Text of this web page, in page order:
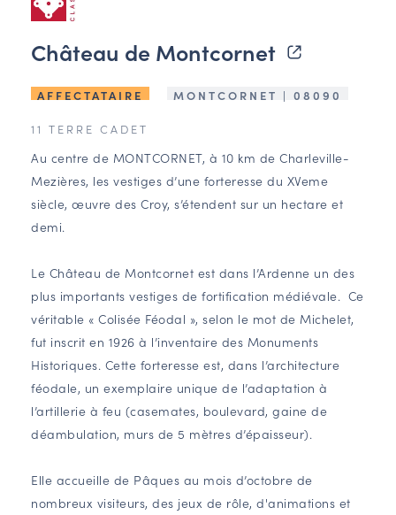
Château de Montcornet
AFFECTATAIRE
MONTCORNET | 08090
11 TERRE CADET
Au centre de MONTCORNET, à 10 km de Charleville-
Mezières, les vestiges d’une forteresse du XVeme
siècle, œuvre des Croy, s’étendent sur un hectare et
demi.
Le Château de Montcornet est dans l’Ardenne un des
plus importants vestiges de fortification médiévale. Ce
véritable « Colisée Féodal », selon le mot de Michelet,
fut inscrit en 1926 à l’inventaire des Monuments
Historiques. Cette forteresse est, dans l’architecture
féodale, un exemplaire unique de l’adaptation à
l’artillerie à feu (casemates, boulevard, gaine de
déambulation, murs de 5 mètres d’épaisseur).
Elle accueille de Pâques au mois d’octobre de
nombreux visiteurs, des jeux de rôle, d'animations et